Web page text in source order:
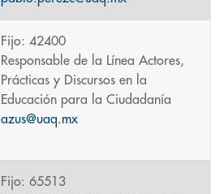
Fijo: 42400
Responsable de la Línea Actores,
Prácticas y Discursos en la
Educación para la Ciudadanía
azus@uaq.mx
Fijo: 65513